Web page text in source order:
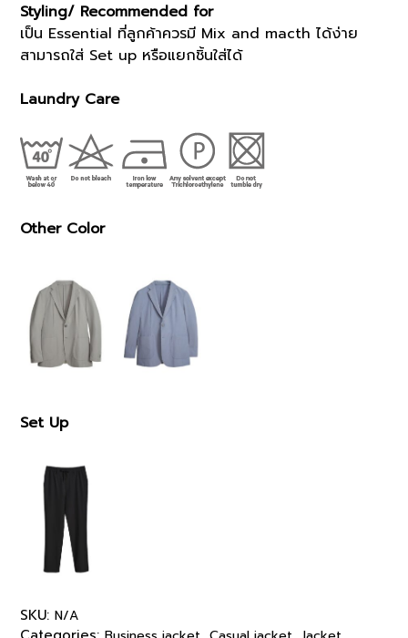
Styling/ Recommended for
เป็น Essential ที่ลูกค้าควรมี Mix and macth ได้ง่าย
สามารถใส่ Set up หรือแยกชิ้นใส่ได้
Laundry Care
Other Color
Set Up
SKU: N/A